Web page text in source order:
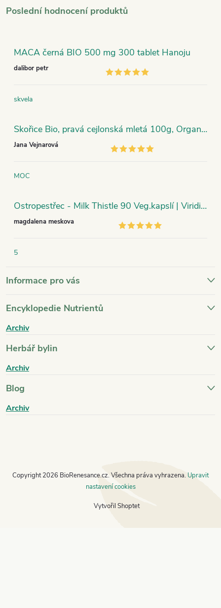
Poslední hodnocení produktů
MACA černá BIO 500 mg 300 tablet Hanoju
dalibor petr
skvela
Skořice Bio, pravá cejlonská mletá 100g, Organic India
Jana Vejnarová
MOC
Ostropestřec - Milk Thistle 90 Veg.kapslí | Viridian
magdalena meskova
5
Informace pro vás
Encyklopedie Nutrientů
Archiv
Herbář bylin
Archiv
Blog
Archiv
Vytvořil Shoptet
Copyright 2026 BioRenesance.cz. Všechna práva vyhrazena. Upravit
nastavení cookies